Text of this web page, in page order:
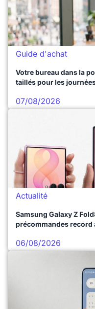
Guide d'achat
Votre bureau dans la
taillés pour les
07/08/2026
Actualité
Samsung Galaxy Z
précommandes record
06/08/2026